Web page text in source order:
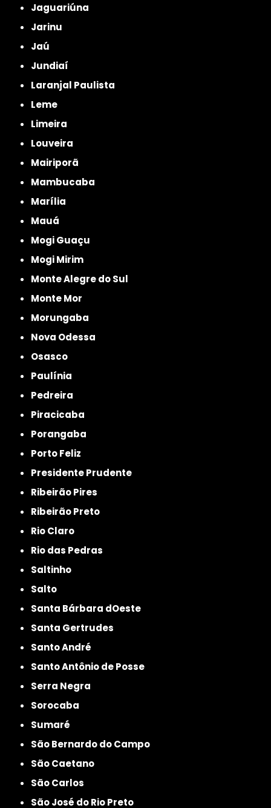
Jaguariúna
Jarinu
Jaú
Jundiaí
Laranjal Paulista
Leme
Limeira
Louveira
Mairiporã
Mambucaba
Marília
Mauá
Mogi Guaçu
Mogi Mirim
Monte Alegre do Sul
Monte Mor
Morungaba
Nova Odessa
Osasco
Paulínia
Pedreira
Piracicaba
Porangaba
Porto Feliz
Presidente Prudente
Ribeirão Pires
Ribeirão Preto
Rio Claro
Rio das Pedras
Saltinho
Salto
Santa Bárbara dOeste
Santa Gertrudes
Santo André
Santo Antônio de Posse
Serra Negra
Sorocaba
Sumaré
São Bernardo do Campo
São Caetano
São Carlos
São José do Rio Preto